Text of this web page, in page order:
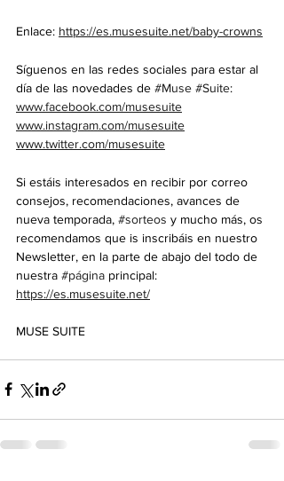
Enlace: https://es.musesuite.net/baby-crowns
Síguenos en las redes sociales para estar al
día de las novedades de #Muse #Suite:
www.facebook.com/musesuite
www.instagram.com/musesuite
www.twitter.com/musesuite
Si estáis interesados en recibir por correo
consejos, recomendaciones, avances de
nueva temporada, #sorteos y mucho más, os
recomendamos que is inscribáis en nuestro
Newsletter, en la parte de abajo del todo de
nuestra #página principal:
https://es.musesuite.net/
MUSE SUITE